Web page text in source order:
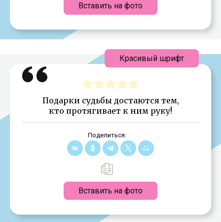
Вставить на фото
Подарки судьбы достаются тем,
кто протягивает к ним руку!
Поделиться:
Вставить на фото
Красивый шрифт